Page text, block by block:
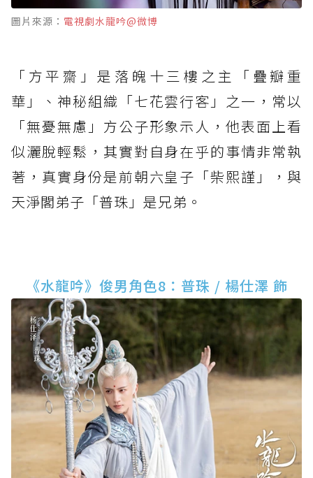
圖片來源： 電視劇水龍吟@微博
「方平齋」是落魄十三樓之主「疊瓣重
華」、神秘組織「七花雲行客」之一，常以
「無憂無慮」方公子形象示人，他表面上看
似灑脫輕鬆，其實對自身在乎的事情非常執
著，真實身份是前朝六皇子「柴熙謹」，與
天淨閣弟子「普珠」是兄弟。
《水龍吟》俊男角色8：普珠 / 楊仕澤 飾